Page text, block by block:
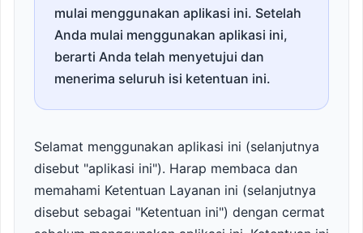
mulai menggunakan aplikasi ini. Setelah
Anda mulai menggunakan aplikasi ini,
berarti Anda telah menyetujui dan
menerima seluruh isi ketentuan ini.
Selamat menggunakan aplikasi ini (selanjutnya
disebut "aplikasi ini"). Harap membaca dan
memahami Ketentuan Layanan ini (selanjutnya
disebut sebagai "Ketentuan ini") dengan cermat